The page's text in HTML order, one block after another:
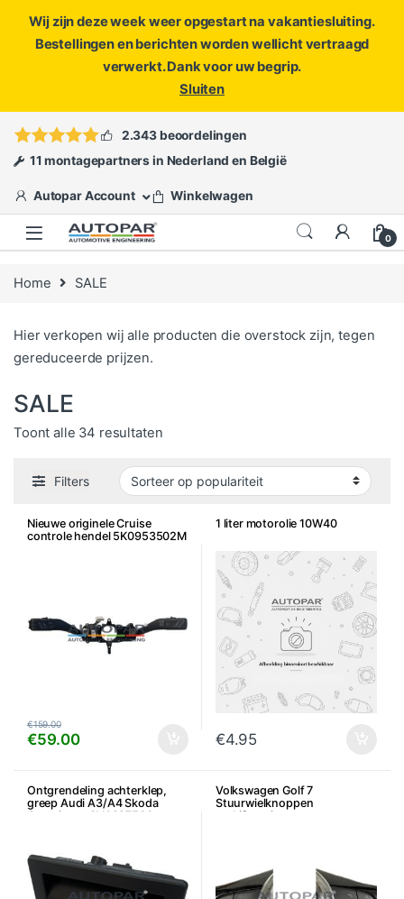
Wij zijn deze week weer opgestart na vakantiesluiting.
Bestellingen en berichten worden wellicht vertraagd
verwerkt. Dank voor uw begrip.
Sluiten
ofopen een ticket
2.343 beoordelingen
11 montagepartners in Nederland en België
Autopar Account Winkelwagen
0
Home SALE
Hier verkopen wij alle producten die overstock zijn, tegen
gereduceerde prijzen.
SALE
Toont alle 34 resultatenGesorteerd op populariteit
Filters
Nieuwe originele Cruise
controle hendel 5K0953502M
€59.00
€159.00
1 liter motorolie 10W40
€4.95
Ontgrendeling achterklep,
greep Audi A3/A4 Skoda
Octavia etc 3V0827566
Volkswagen Golf 7
Stuurwielknoppen
multifunctiestuur